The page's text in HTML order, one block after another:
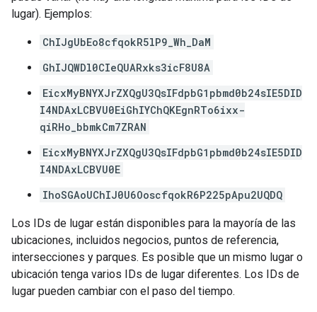
lugar). Ejemplos:
ChIJgUbEo8cfqokR5lP9_Wh_DaM
GhIJQWDl0CIeQUARxks3icF8U8A
EicxMyBNYXJrZXQgU3QsIFdpbG1pbmd0b24sIE5DID
I4NDAxLCBVU0EiGhIYChQKEgnRTo6ixx-
qiRHo_bbmkCm7ZRAN
EicxMyBNYXJrZXQgU3QsIFdpbG1pbmd0b24sIE5DID
I4NDAxLCBVU0E
IhoSGAoUChIJ0U6OoscfqokR6P225pApu2UQDQ
Los IDs de lugar están disponibles para la mayoría de las
ubicaciones, incluidos negocios, puntos de referencia,
intersecciones y parques. Es posible que un mismo lugar o
ubicación tenga varios IDs de lugar diferentes. Los IDs de
lugar pueden cambiar con el paso del tiempo.